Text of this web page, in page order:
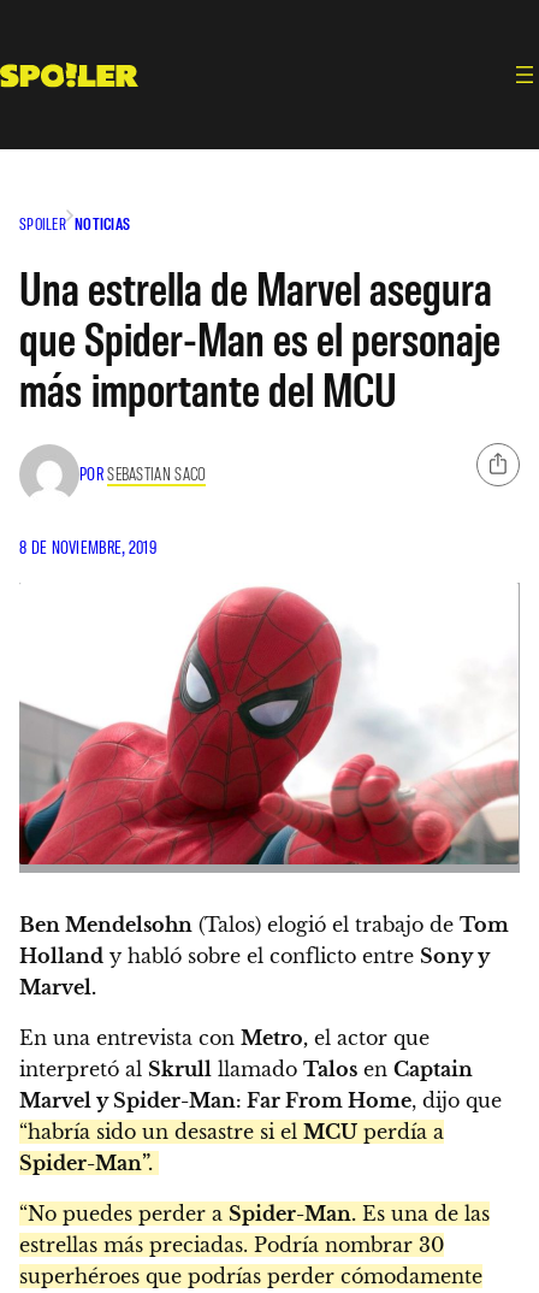
contenido
SPOILER NOTICIAS
Una estrella de Marvel asegura
que Spider-Man es el personaje
más importante del MCU
PORSEBASTIAN SACO
8 DE NOVIEMBRE, 2019
Ben Mendelsohn (Talos) elogió el trabajo de Tom
Holland y habló sobre el conflicto entre Sony y
Marvel.
En una entrevista con Metro, el actor que
interpretó al Skrull llamado Talos en Captain
Marvel y Spider-Man: Far From Home, dijo que
“habría sido un desastre si el MCU perdía a
Spider-Man”.
“No puedes perder a Spider-Man. Es una de las
estrellas más preciadas. Podría nombrar 30
superhéroes que podrías perder cómodamente